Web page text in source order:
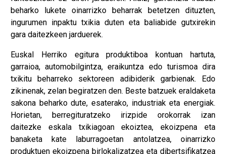
beharko lukete oinarrizko beharrak betetzen dituzten,
ingurumen inpaktu txikia duten eta baliabide gutxirekin
gara daitezkeen jarduerek.
Euskal Herriko egitura produktiboa kontuan hartuta,
garraioa, automobilgintza, eraikuntza edo turismoa dira
txikitu beharreko sektoreen adibiderik garbienak. Edo
zikinenak, zelan begiratzen den. Beste batzuek eraldaketa
sakona beharko dute, esaterako, industriak eta energiak.
Horietan, berregituratzeko irizpide orokorrak izan
daitezke eskala txikiagoan ekoiztea, ekoizpena eta
banaketa kate laburragoetan antolatzea, oinarrizko
produktuen ekoizpena birlokalizatzea eta dibertsifikatzea